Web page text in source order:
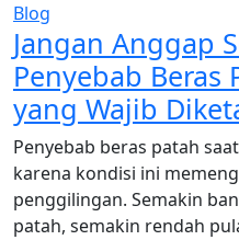
Blog
Jangan Anggap
Penyebab Beras
yang Wajib
Penyebab beras patah
karena kondisi ini
penggilingan. Semakin
patah, semakin rendah